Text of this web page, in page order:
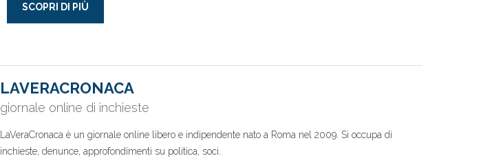
SCOPRI DI PIÙ
LAVERACRONACA
giornale online di inchieste
LaVeraCronaca è un giornale online libero e indipendente nato a Roma nel 2009. Si occupa di
inchieste, denunce, approfondimenti su politica, soci..